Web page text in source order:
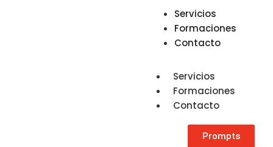
Servicios
Formaciones
Contacto
Servicios
Formaciones
Contacto
Prompts